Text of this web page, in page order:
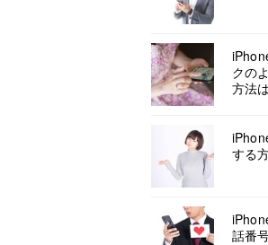
クの
方法
する
話番